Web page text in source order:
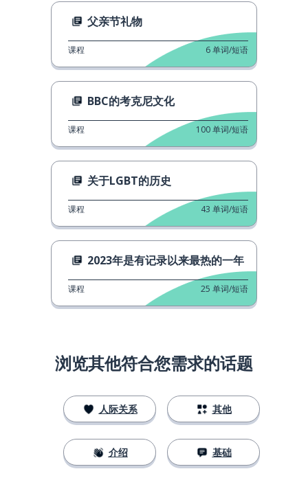
父亲节礼物
课程 6单词/短语
BBC的考克尼文化
课程 100单词/短语
关于LGBT的历史
课程 43 单词/短语
2023年是有记录以来最热的一年
课程 25 单词/短语
浏览其他符合您需求的话题
人际关系
介绍
其他
基础